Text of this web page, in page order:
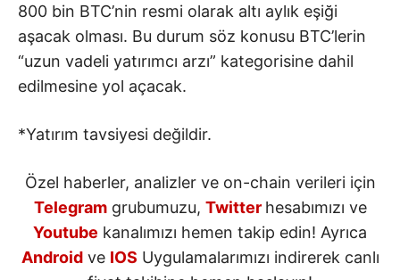
800 bin BTC’nin resmi olarak altı aylık eşiği
aşacak olması. Bu durum söz konusu BTC’lerin
“uzun vadeli yatırımcı arzı” kategorisine dahil
edilmesine yol açacak.
*Yatırım tavsiyesi değildir.
Özel haberler, analizler ve on-chain verileri için
Telegramgrubumuzu, Twitter hesabımızı ve
Youtube kanalımızı hemen takip edin! Ayrıca
Androidve IOS Uygulamalarımızı indirerek canlı